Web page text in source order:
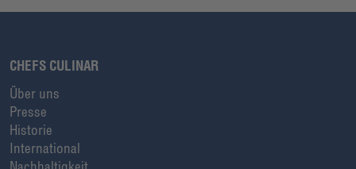
CHEFS CULINAR
Über uns
Presse
Historie
International